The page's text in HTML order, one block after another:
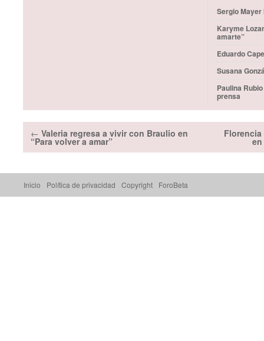
Sergio
Karyme
amarte”
Eduardo
Susana
Paulina
prensa
← Valeria regresa a vivir con Braulio en
“Para volver a amar”
Inicio Política de privacidad Copyright ForoBeta